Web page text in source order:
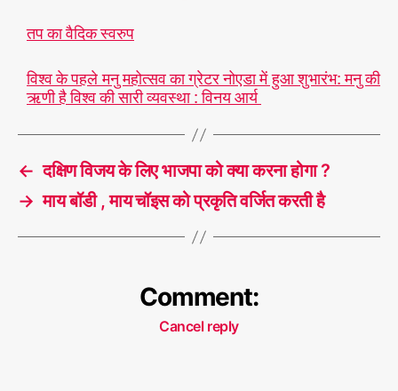
तप का वैदिक स्वरुप
विश्व के पहले मनु महोत्सव का ग्रेटर नोएडा में हुआ शुभारंभ: मनु की
ऋणी है विश्व की सारी व्यवस्था : विनय आर्य
← दक्षिण विजय के लिए भाजपा को क्या करना होगा ?
→ माय बॉडी , माय चॉइस को प्रकृति वर्जित करती है
Comment:
Cancel reply